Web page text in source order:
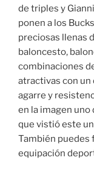
de triples y
ponen a los
preciosas llenas
baloncesto,
combinaciones
atractivas con un
agarre y
en la imagen
que vistió este
También puedes
equipación